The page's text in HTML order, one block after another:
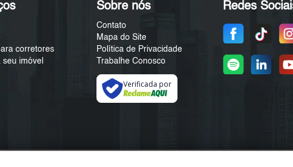
corretores
seu imóvel
Sobre nós
Contato
Mapa do Site
Política de Privacidade
Trabalhe Conosco
Verificada por
Redes